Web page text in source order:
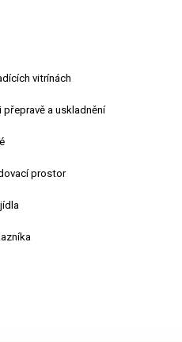
vitrínách
a uskladnění
prostor